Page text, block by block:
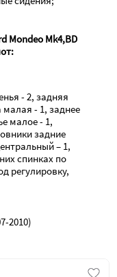
Mondeo Mk4,BD
- 2, задняя
- 1, заднее
малое - 1,
задние
– 1,
спинках по
регулировку,
2010)